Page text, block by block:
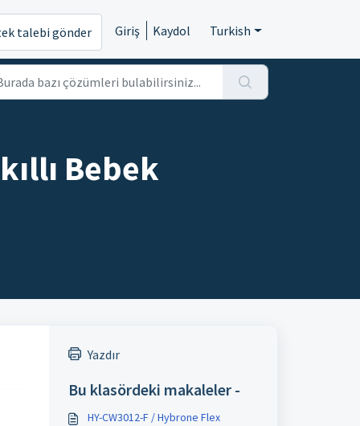
talebi gönder Giriş Kaydol Turkish
Bebek
Yazdır
Bu klasördeki makaleler -
HY-CW3012-F / Hybrone Flex